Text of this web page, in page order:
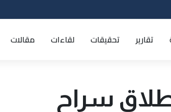
تقارير تحقيقات لقاءات مقالات
سراح